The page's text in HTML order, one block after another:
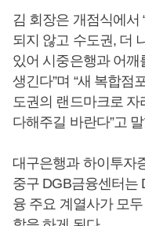
김 회장은 개점식에서
되지 않고 수도권, 더
있어 시중은행과 어깨
생긴다”며 “새 복합점
도권의 랜드마크로
다해주길 바란다”고
대구은행과 하이투자
중구 DGB금융센터는
융 주요 계열사가 모